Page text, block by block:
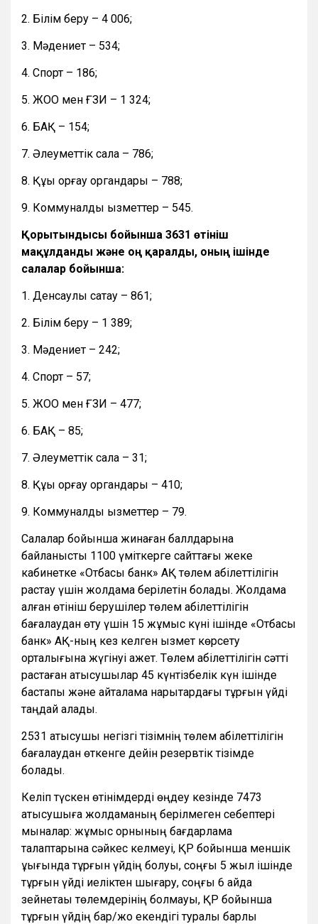
2. Білім беру – 4 006;
3. Мәдениет – 534;
4. Спорт – 186;
5. ЖОО мен ҒЗИ – 1 324;
6. БАҚ – 154;
7. Әлеуметтік сала – 786;
8. Құқық қорғау органдары – 788;
9. Коммуналдық қызметтер – 545.
Қорытындысы бойынша 3631 өтініш
мақұлданды және оң қаралды, оның ішінде
салалар бойынша:
1. Денсаулық сақтау – 861;
2. Білім беру – 1 389;
3. Мәдениет – 242;
4. Спорт – 57;
5. ЖОО мен ҒЗИ – 477;
6. БАҚ – 85;
7. Әлеуметтік сала – 31;
8. Құқық қорғау органдары – 410;
9. Коммуналдық қызметтер – 79.
Салалар бойынша жинаған баллдарына
байланысты 1100 үміткерге сайттағы жеке
кабинетке «Отбасы банк» АҚ төлем қабілеттілігін
растау үшін жолдама берілетін болады. Жолдама
алған өтініш берушілер төлем қабілеттілігін
бағалаудан өту үшін 15 жұмыс күні ішінде «Отбасы
банк» АҚ-ның кез келген қызмет көрсету
орталығына жүгінуі қажет. Төлем қабілеттілігін сәтті
растаған қатысушылар 45 күнтізбелік күн ішінде
бастапқы және қайталама нарықтардағы тұрғын үйді
таңдай алады.
2531 қатысушы негізгі тізімнің төлем қабілеттілігін
бағалаудан өткенге дейін резервтік тізімде
болады.
Келіп түскен өтінімдерді өңдеу кезінде 7473
қатысушыға жолдаманың берілмеген себептері
мыналар: жұмыс орнының бағдарлама
талаптарына сәйкес келмеуі, ҚР бойынша меншік
құқығында тұрғын үйдің болуы, соңғы 5 жыл ішінде
тұрғын үйді иеліктен шығару, соңғы 6 айда
зейнетақы төлемдерінің болмауы, ҚР бойынша
тұрғын үйдің бар/жоқ екендігі туралы барлық